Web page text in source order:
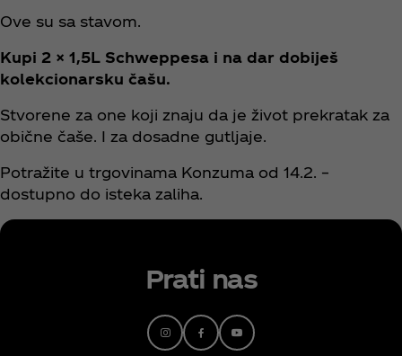
Ove su sa stavom.
Kupi 2 × 1,5L Schweppesa i na dar dobiješ
kolekcionarsku čašu.
Stvorene za one koji znaju da je život prekratak za
obične čaše. I za dosadne gutljaje.
Potražite u trgovinama Konzuma od 14.2. –
dostupno do isteka zaliha.
Prati nas